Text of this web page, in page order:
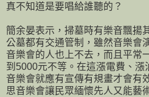
真不知道是要唱給誰聽的？
簡余晏表示，掃墓時有樂音飄揚
公墓都有交通管制，雖然音樂會
音樂會的人也上不去，而且平常
到5000元不等。在這漲電費、
音樂會就應有宣傳有規畫才會有
思音樂會讓民眾緬懷先人又能藝